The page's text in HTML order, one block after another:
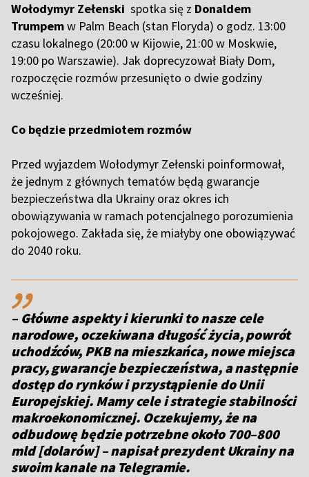
Wołodymyr Zełenski spotka się z Donaldem
Trumpemw Palm Beach (stan Floryda) o godz. 13:00
czasu lokalnego (20:00 w Kijowie, 21:00 w Moskwie,
19:00 po Warszawie). Jak doprecyzował Biały Dom,
rozpoczęcie rozmów przesunięto o dwie godziny
wcześniej.
Co będzie przedmiotem rozmów
Przed wyjazdem Wołodymyr Zełenski poinformował,
że jednym z głównych tematów będą gwarancje
bezpieczeństwa dla Ukrainy oraz okres ich
obowiązywania w ramach potencjalnego porozumienia
pokojowego. Zakłada się, że miałyby one obowiązywać
do 2040 roku.
,,
– Główne aspekty i kierunki to nasze cele
narodowe, oczekiwana długość życia, powrót
uchodźców, PKB na mieszkańca, nowe miejsca
pracy, gwarancje bezpieczeństwa, a następnie
dostęp do rynków i przystąpienie do Unii
Europejskiej. Mamy cele i strategie stabilności
makroekonomicznej. Oczekujemy, że na
odbudowę będzie potrzebne około 700–800
mld [dolarów] – napisał prezydent Ukrainy na
swoim kanale na Telegramie.